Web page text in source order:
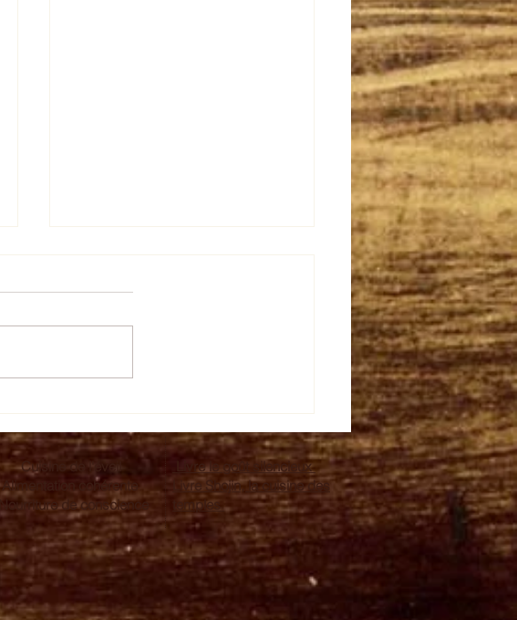
Tartinades fromagères
Cuisine de l'éveil
Alimentation cohérente
Nourriture de conscience
Livre le goût silencieux
Livre Shojin, la cuisine des
temples